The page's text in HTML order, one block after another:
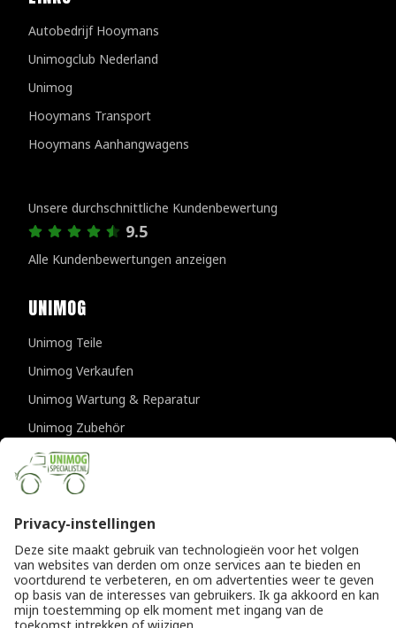
Autobedrijf Hooymans
Unimogclub Nederland
Unimog
Hooymans Transport
Hooymans Aanhangwagens
Unsere durchschnittliche Kundenbewertung
9.5
Alle Kundenbewertungen anzeigen
UNIMOG
Unimog Teile
Unimog Verkaufen
Unimog Wartung & Reparatur
Unimog Zubehör
Unimog APK-prufungen
KONTAKTDATEN
Provincialeweg 94-98
Die Niederlande
T+31 (0)418 632073
Einfo@unimogspecialist.nl